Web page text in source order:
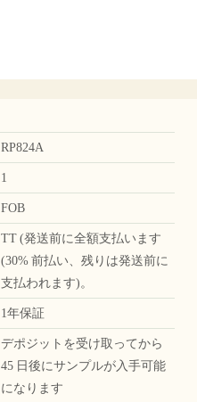
RP824A
1
FOB
TT (発送前に全額支払います
(30% 前払い、残りは発送前に
支払われます)。
1年保証
デポジットを受け取ってから
45 日後にサンプルが入手可能
になります